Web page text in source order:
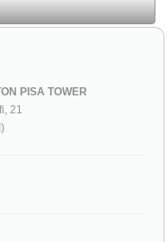
PISA TOWER
21